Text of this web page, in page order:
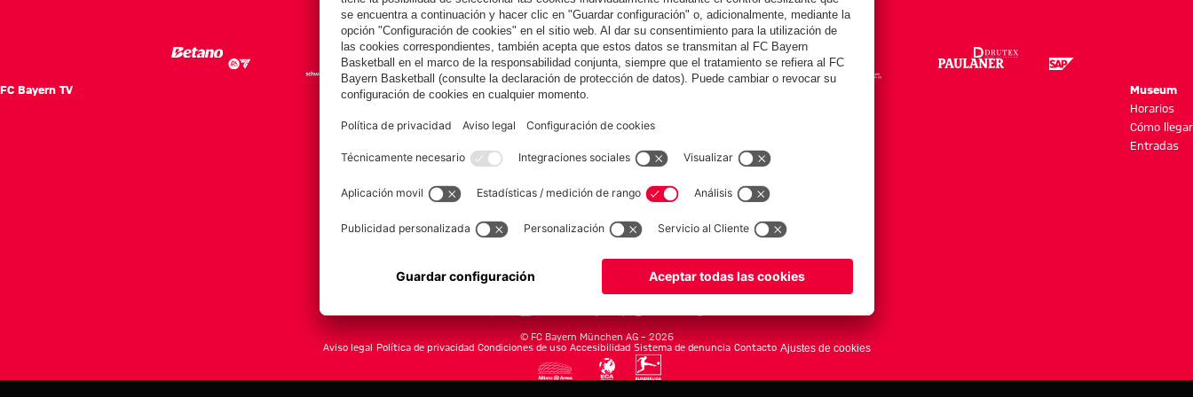
Summer Tour
el FC Bayern y
la Asociación
de Alzheimer
FC Bayern TV
FC Bayern.com
Equipo
Afición
Nuevo
Rebajas %
Museum
Horarios
Cómo llegar
Entradas
Museum Baloncesto
© FC Bayern München AG – 2026
Aviso legal Política de privacidad Condiciones de uso Accesibilidad Sistema de denuncia Contacto Ajustes de cookies